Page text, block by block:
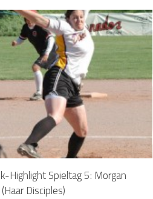
Highlight Spieltag 5: Morgan
Disciples)